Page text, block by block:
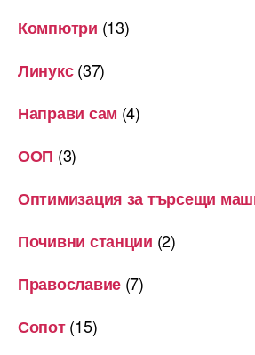
Компютри (13)
Линукс(37)
Направи сам (4)
ООП (3)
Оптимизация за търсещи
Почивни станции (2)
Православие (7)
Сопот(15)